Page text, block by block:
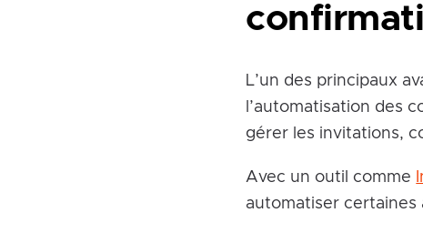
L’un des principaux
l’automatisation des
gérer les invitations,
Avec un outil comme
automatiser